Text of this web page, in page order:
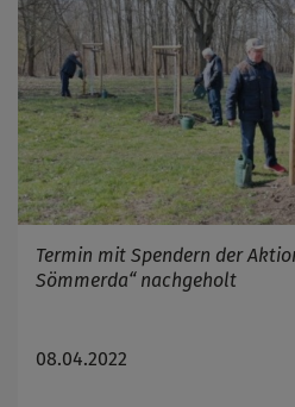
Termin mit Spendern der
Sömmerda“ nachgeholt
08.04.2022